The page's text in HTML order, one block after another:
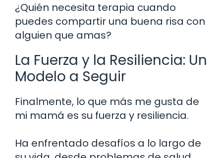
¿Quién necesita terapia cuando
puedes compartir una buena risa con
alguien que amas?
La Fuerza y la Resiliencia: Un
Modelo a Seguir
Finalmente, lo que más me gusta de
mi mamá es su fuerza y resiliencia.
Ha enfrentado desafíos a lo largo de